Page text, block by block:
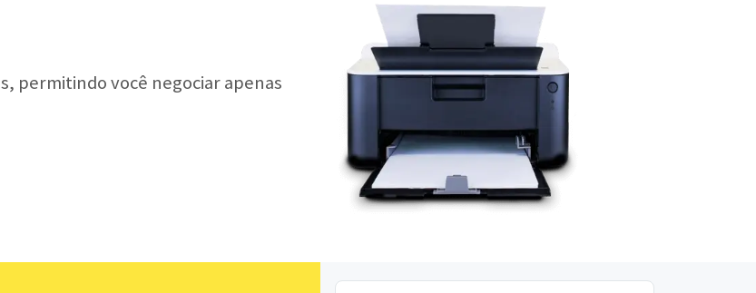
permitindo você negociar apenas